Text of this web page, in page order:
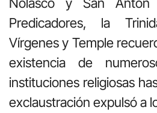
Predicadores, la
Vírgenes y Temple
existencia de
instituciones religiosas
exclaustración expulsó a